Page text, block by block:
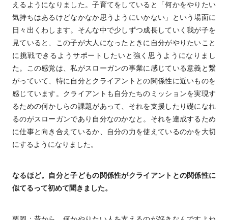
えるようになりました。子育てをしていると「何かをやりたい
気持ちはあるけどなかなか思うようにいかない」という場面に
日々出くわします。そんな中で少しずつ成長していく我が子を
見ていると、この子が大人になったときに自分がやりたいこと
に挑戦できるようサポートしたいと強く思うようになりまし
た。この感覚は、私がスローガンの事業に感じている意義と繋
がっていて、特に自分とクライアントとの関係性に近いものを
感じています。クライアントも自分たちのミッションを実現す
るための何かしらの課題があって、それを支援したり礎になれ
るのがスローガンであり自分なのかなと。それを達成するため
に仕事と向き合えているか、自分の力を使えているのかを大切
にするようになりました。
なるほど。自分と子どもの関係性がクライアントとの関係性に
似てるって初めて聞きました。